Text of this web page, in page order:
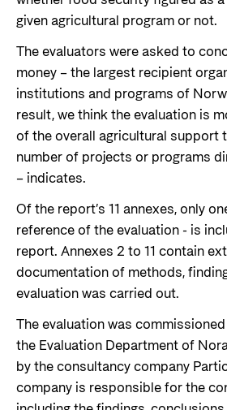
given agricultural program or not.
The evaluators were asked to
money – the largest recipient
institutions and programs of
result, we think the evaluation is
of the overall agricultural support
number of projects or programs
– indicates.
Of the report’s 11 annexes, only
reference of the evaluation - is
report. Annexes 2 to 11 contain
documentation of methods,
evaluation was carried out.
The evaluation was
the Evaluation Department of
by the consultancy company
company is responsible for the